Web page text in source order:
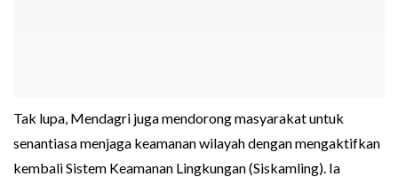
Tak lupa, Mendagri juga mendorong masyarakat untuk
senantiasa menjaga keamanan wilayah dengan mengaktifkan
kembali Sistem Keamanan Lingkungan (Siskamling). Ia